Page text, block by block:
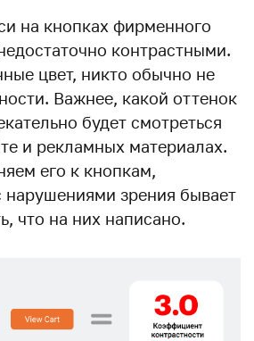
на кнопках фирменного
контрастными.
цвет, никто обычно не
Важнее, какой оттенок
будет смотреться
и рекламных материалах.
его к кнопкам,
нарушениями зрения бывает
что на них написано.